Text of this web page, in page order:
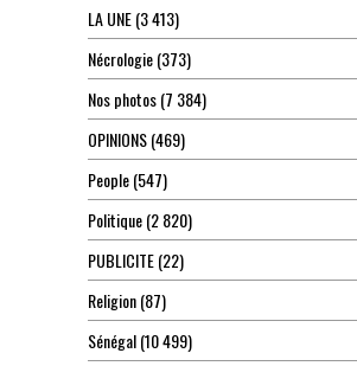
LA UNE(3 413)
Nécrologie(373)
Nos photos(7 384)
OPINIONS(469)
People(547)
Politique(2 820)
PUBLICITE(22)
Religion(87)
Sénégal(10 499)